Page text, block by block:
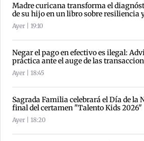
Madre curicana transforma el
de su hijo en un libro sobre resiliencia
Ayer | 19:10
Negar el pago en efectivo es ilegal:
práctica ante el auge de las
Ayer | 18:45
Sagrada Familia celebrará el Día de la
final del certamen "Talento Kids 2026"
Ayer | 18:20